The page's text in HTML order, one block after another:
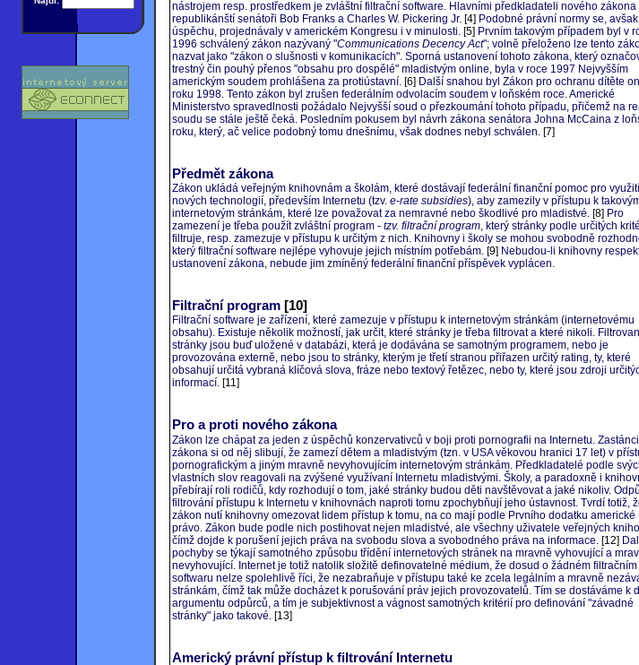
nástrojem resp. prostředkem je zvláštní filtrační software. Hlavními předkladateli nového zákona
republikánští senátoři Bob Franks a Charles W. Pickering Jr. [4] Podobné právní normy se,
úspěchu, projednávaly v americkém Kongresu i v minulosti. [5] Prvním takovým případem byl v
1996 schválený zákon nazývaný "Communications Decency Act"; volně přeloženo lze tento
nazvat jako "zákon o slušnosti v komunikacích". Sporná ustanovení tohoto zákona, který
trestný čin pouhý přenos "obsahu pro dospělé" mladistvým online, byla v roce 1997 Nejvyšším
americkým soudem prohlášena za protiústavní. [6] Další snahou byl Zákon pro ochranu dítěte
roku 1998. Tento zákon byl zrušen federálním odvolacím soudem v loňském roce. Americké
Ministerstvo spravedlnosti požádalo Nejvyšší soud o přezkoumání tohoto případu, přičemž na
soudu se stále ještě čeká. Posledním pokusem byl návrh zákona senátora Johna McCaina z
roku, který, ač velice podobný tomu dnešnímu, však dodnes nebyl schválen. [7]
Předmět zákona
Zákon ukládá veřejným knihovnám a školám, které dostávají federální finanční pomoc pro využití
nových technologií, především Internetu (tzv. e-rate subsidies), aby zamezily v přístupu k
internetovým stránkám, které lze považovat za nemravné nebo škodlivé pro mladistvé. [8] Pro
zamezení je třeba použít zvláštní program - tzv. filtrační program, který stránky podle určitých
filtruje, resp. zamezuje v přístupu k určitým z nich. Knihovny i školy se mohou svobodně
který filtrační software nejlépe vyhovuje jejich místním potřebám. [9] Nebudou-li knihovny
ustanovení zákona, nebude jim zmíněný federální finanční příspěvek vyplácen.
Filtrační program [10]
Filtrační software je zařízení, které zamezuje v přístupu k internetovým stránkám (internetovému
obsahu). Existuje několik možností, jak určit, které stránky je třeba filtrovat a které nikoli.
stránky jsou buď uložené v databázi, která je dodávána se samotným programem, nebo je
provozována externě, nebo jsou to stránky, kterým je třetí stranou přiřazen určitý rating, ty, které
obsahují určitá vybraná klíčová slova, fráze nebo textový řetězec, nebo ty, které jsou zdroji
informací. [11]
Pro a proti nového zákona
Zákon lze chápat za jeden z úspěchů konzervativců v boji proti pornografii na Internetu. Zastánci
zákona si od něj slibují, že zamezí dětem a mladistvým (tzn. v USA věkovou hranici 17 let) v
pornografickým a jiným mravně nevyhovujícím internetovým stránkám. Předkladatelé podle
vlastních slov reagovali na zvýšené využívaní Internetu mladistvými. Školy, a paradoxně i
přebírají roli rodičů, kdy rozhodují o tom, jaké stránky budou děti navštěvovat a jaké nikoliv.
filtrování přístupu k Internetu v knihovnách naproti tomu zpochybňují jeho ústavnost. Tvrdí totiž,
zákon nutí knihovny omezovat lidem přístup k tomu, na co mají podle Prvního dodatku americké
právo. Zákon bude podle nich postihovat nejen mladistvé, ale všechny uživatele veřejných
čímž dojde k porušení jejich práva na svobodu slova a svobodného práva na informace. [12]
pochyby se týkají samotného způsobu třídění internetových stránek na mravně vyhovující a
nevyhovující. Internet je totiž natolik složitě definovatelné médium, že dosud o žádném filtračním
softwaru nelze spolehlivě říci, že nezabraňuje v přístupu také ke zcela legálním a mravně
stránkám, čímž tak může docházet k porušování práv jejich provozovatelů. Tím se dostáváme k
argumentu odpůrců, a tím je subjektivnost a vágnost samotných kritérií pro definování "závadné
stránky" jako takové. [13]
Americký právní přístup k filtrování Internetu